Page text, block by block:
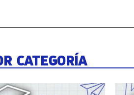
CATEGORÍA